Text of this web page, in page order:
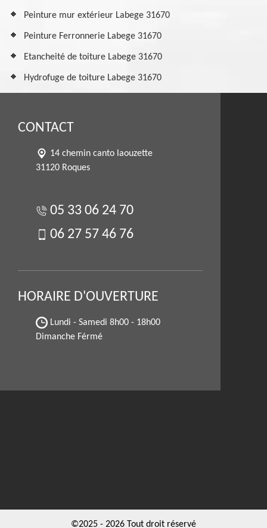
Peinture mur extérieur Labege 31670
Peinture Ferronnerie Labege 31670
Etancheité de toiture Labege 31670
Hydrofuge de toiture Labege 31670
CONTACT
14 chemin canto laouzette
31120 Roques
05 33 06 24 70
06 27 57 46 76
HORAIRE D'OUVERTURE
Lundi - Samedi 8h00 - 18h00
Dimanche Férmé
©2025 - 2026 Tout droit réservé